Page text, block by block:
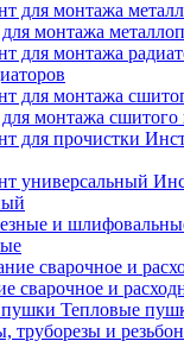
монтажа
монтажа сшитого
сварочное и
Тепловые